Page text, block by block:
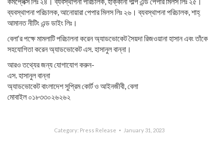
ব্যবস্থাপনা পরিচালক, আনোয়ারা পেপার মিলস লিঃ ২৬। ব্যবস্থাপনা পরিচালক, শাহ্
আমানত নীটিং এন্ড ডাইং লিঃ।
বেলা‘র পক্ষে মামলাটি পরিচালনা করেন অ্যাডভোকেট সৈয়দা রিজওয়ানা হাসান এবং তাঁকে
সহযোগিতা করেন অ্যাডভোকেট এস. হাসানুল বান্না।
আরও তথ্যের জন্য যোগাযোগ করুন-
এস. হাসানুল বান্না
অ্যাডভোকেট বাংলাদেশ সুপ্রিম কোর্ট ও আইনজীবী, বেলা
মোবাইল ০১৮৩৩০২৬২৬২
Category: Press Release January 31, 2023